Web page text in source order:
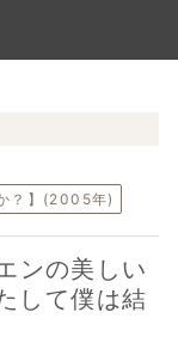
？】(2005年)
ンの美しい
して僕は結